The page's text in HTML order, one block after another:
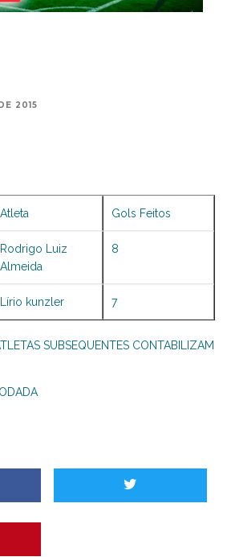
2015
Atleta Gols Feitos
Rodrigo Luiz
Almeida
8
Lírio kunzler 7
SUBSEQUENTES CONTABILIZAM